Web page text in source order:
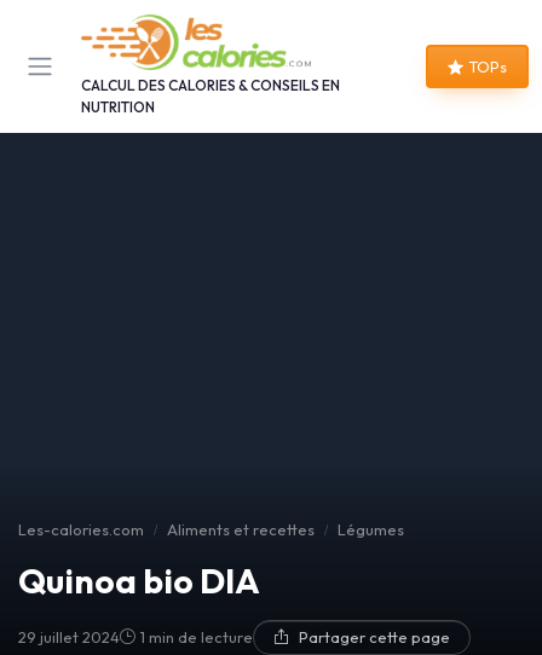
CALCUL DES CALORIES & CONSEILS EN
NUTRITION
TOPs
Les-calories.com Aliments et recettes Légumes
Quinoa bio DIA
29 juillet 2024 1 min de lecture Partager cette page
Panneau de gestion des cookies